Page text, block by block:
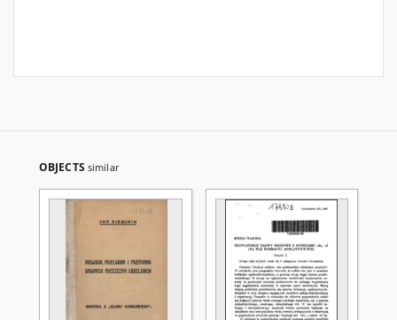
OBJECTS similar